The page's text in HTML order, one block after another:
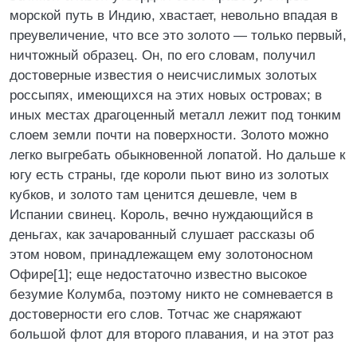
морской путь в Индию, хвастает, невольно впадая в
преувеличение, что все это золото — только первый,
ничтожный образец. Он, по его словам, получил
достоверные известия о неисчислимых золотых
россыпях, имеющихся на этих новых островах; в
иных местах драгоценный металл лежит под тонким
слоем земли почти на поверхности. Золото можно
легко выгребать обыкновенной лопатой. Но дальше к
югу есть страны, где короли пьют вино из золотых
кубков, и золото там ценится дешевле, чем в
Испании свинец. Король, вечно нуждающийся в
деньгах, как зачарованный слушает рассказы об
этом новом, принадлежащем ему золотоносном
Офире[1]; еще недостаточно известно высокое
безумие Колумба, поэтому никто не сомневается в
достоверности его слов. Тотчас же снаряжают
большой флот для второго плавания, и на этот раз